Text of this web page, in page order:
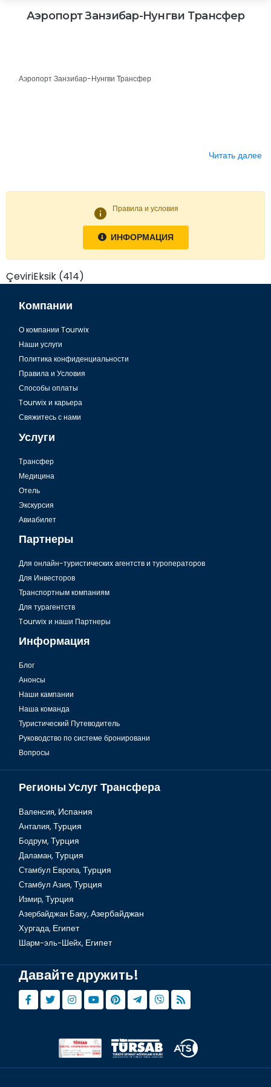
Аэропорт Занзибар-Нунгви Трансфер
Аэропорт Занзибар-Нунгви Трансфер
Читать далее
info Правила и условия
ИНФОРМАЦИЯ
ÇeviriEksik (414)
Компании
О компании Tourwix
Наши услуги
Политика конфиденциальности
Правила и Условия
Способы оплаты
Tourwix и карьера
Свяжитесь с нами
Услуги
Tрансфер
Медицина
Отель
Экскурсия
Авиабилет
Партнеры
Для онлайн-туристических агентств и туроператоров
Для Инвесторов
Транспортным компаниям
Для турагентств
Tourwix и наши Партнеры
Информация
Блог
Анонсы
Наши кампании
Наша команда
Туристический Путеводитель
Руководство по системе бронировани
Вопросы
Регионы Услуг Трансфера
Валенсия, Испания
Анталия, Турция
Бодрум, Турция
Даламан, Турция
Стамбул Европа, Турция
Стамбул Азия, Турция
Измир, Турция
Азербайджан Баку, Азербайджан
Хургада, Египет
Шарм-эль-Шейх, Египет
Давайте дружить!